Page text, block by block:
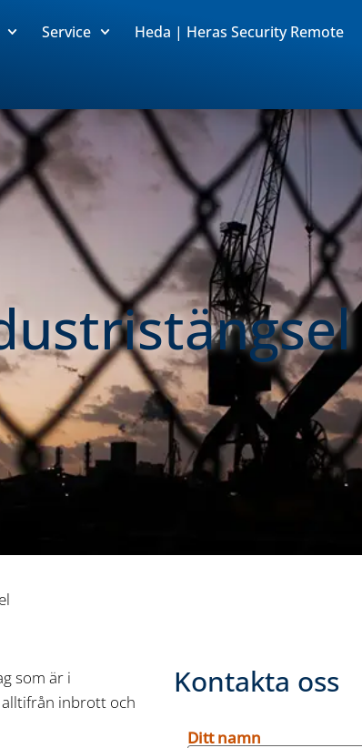
Service Heda | Heras Security Remote
som är i
inbrott och
Kontakta oss
Ditt namn